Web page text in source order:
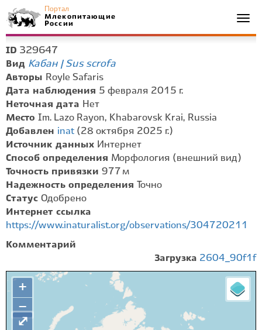
Портал
Млекопитающие
России
ID 329647
Вид Кабан | Sus scrofa
Авторы Royle Safaris
Дата наблюдения 5 февраля 2015 г.
Неточная дата Нет
Место Im. Lazo Rayon, Khabarovsk Krai, Russia
Добавлен inat (28 октября 2025 г.)
Источник данных Интернет
Способ определения Морфология (внешний вид)
Точность привязки 977 м
Надежность определения
Точно
Статус Одобрено
Интернет ссылка
https://www.inaturalist.org/observations/304720211
Комментарий
Загрузка 2604_90f1f
+
−
⤢